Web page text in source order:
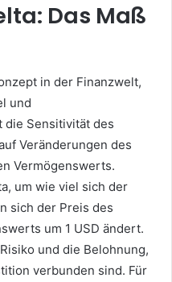
Das Maß
in der Finanzwelt,
und
die Sensitivität des
Veränderungen des
Vermögenswerts.
um wie viel sich der
sich der Preis des
um 1 USD ändert.
und die Belohnung,
verbunden sind. Für